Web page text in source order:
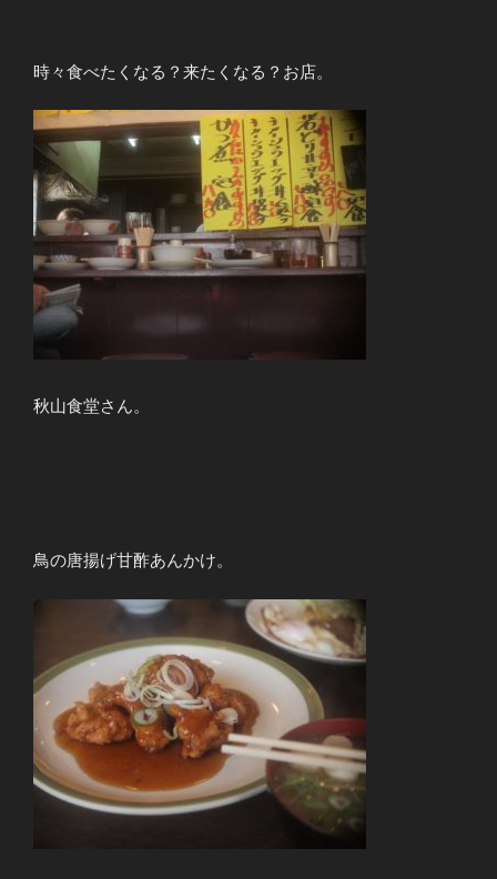
時々食べたくなる？来たくなる？お店。
秋山食堂さん。
鳥の唐揚げ甘酢あんかけ。